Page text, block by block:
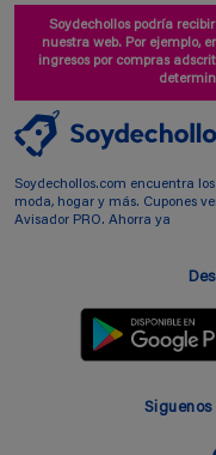
Soydechollos podría
nuestra web. Por ejemplo,
ingresos por compras
Soydechollos.com encuentra
moda, hogar y más. Cupones
Avisador PRO. Ahorra ya
Siguenos